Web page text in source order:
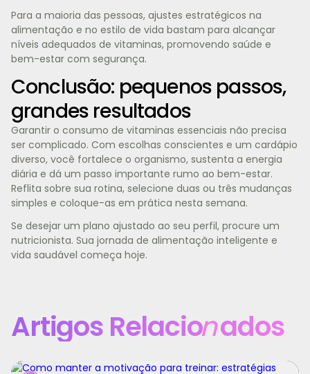
Para a maioria das pessoas, ajustes estratégicos na
alimentação e no estilo de vida bastam para alcançar
níveis adequados de vitaminas, promovendo saúde e
bem-estar com segurança.
Conclusão: pequenos passos,
grandes resultados
Garantir o consumo de vitaminas essenciais não precisa
ser complicado. Com escolhas conscientes e um cardápio
diverso, você fortalece o organismo, sustenta a energia
diária e dá um passo importante rumo ao bem-estar.
Reflita sobre sua rotina, selecione duas ou três mudanças
simples e coloque-as em prática nesta semana.
Se desejar um plano ajustado ao seu perfil, procure um
nutricionista. Sua jornada de alimentação inteligente e
vida saudável começa hoje.
Artigos Relacionados
Manter a motivação para treinar é um dos maiores